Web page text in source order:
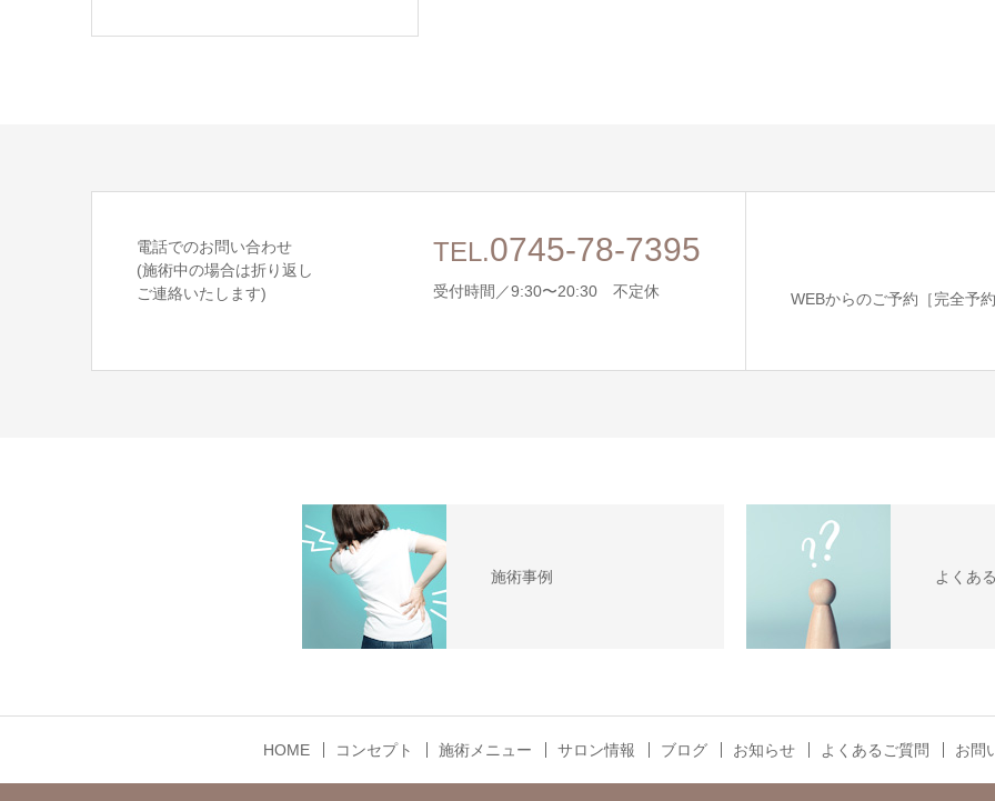
電話でのお問い合わせ
(施術中の場合は折り返し
ご連絡いたします)
TEL.0745-78-7395
受付時間／9:30〜20:30 不定休 WEBからのご予約［完全予約
施術事例 よくあ
HOME コンセプト 施術メニュー サロン情報 ブログ お知らせ よくあるご質問 お問